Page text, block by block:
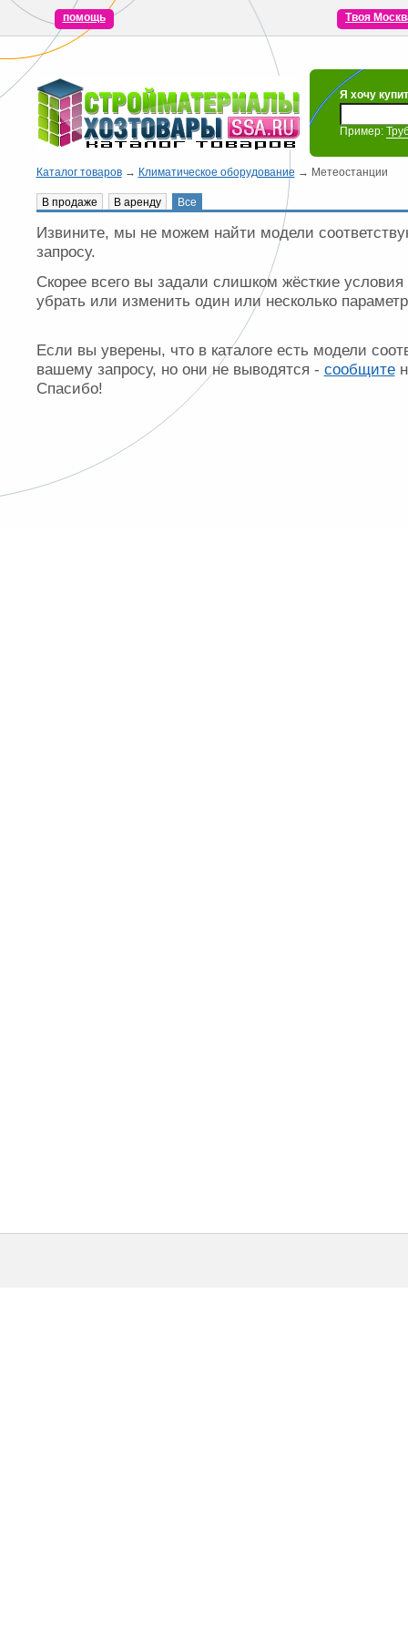
помощь Твоя
Я хочу
Пример:
Каталог товаров→ Климатическое оборудование → Метеостанции
В продаже В аренду Все
Извините, мы не можем найти модели
запросу.
Скорее всего вы задали слишком жёсткие
убрать или изменить один или несколько
Если вы уверены, что в каталоге есть модели
вашему запросу, но они не выводятся - сообщите
Спасибо!